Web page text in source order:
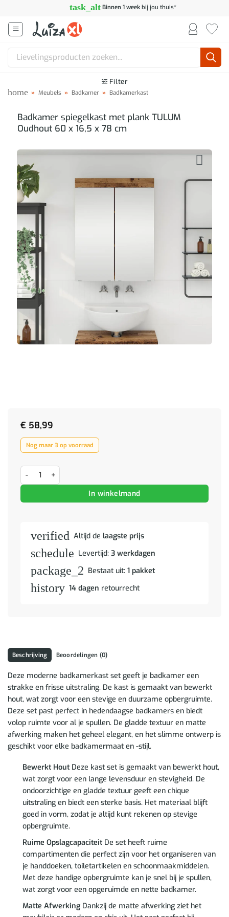
inhoud
task_alt Binnen 1 weekbij jou thuis*
Zoeken
Filter
home » Meubels » Badkamer » Badkamerkast
Badkamer spiegelkast met plank TULUM
Oudhout 60 x 16,5 x 78 cm
€ 58,99
Nog maar 3 op voorraad
Badkamer spiegelkast met plank TULUM Oudhout 60 x 16,5 x 78
In winkelmand
verified Altijd de laagste prijs
schedule Levertijd: 3 werkdagen
package_2 Bestaat uit: 1 pakket
history 14 dagen retourrecht
Beschrijving Beoordelingen (0)
Deze moderne badkamerkast set geeft je badkamer een
strakke en frisse uitstraling. De kast is gemaakt van bewerkt
hout, wat zorgt voor een stevige en duurzame opbergruimte.
Deze set past perfect in hedendaagse badkamers en biedt
volop ruimte voor al je spullen. De gladde textuur en matte
afwerking maken het geheel elegant, en het slimme ontwerp is
geschikt voor elke badkamermaat en -stijl.
Bewerkt HoutDeze kast set is gemaakt van bewerkt hout,
wat zorgt voor een lange levensduur en stevigheid. De
ondoorzichtige en gladde textuur geeft een chique
uitstraling en biedt een sterke basis. Het materiaal blijft
goed in vorm, zodat je altijd kunt rekenen op stevige
opbergruimte.
Ruime OpslagcapaciteitDe set heeft ruime
compartimenten die perfect zijn voor het organiseren van
je handdoeken, toiletartikelen en schoonmaakmiddelen.
Met deze handige opbergruimte kan je snel bij je spullen,
wat zorgt voor een opgeruimde en nette badkamer.
Matte AfwerkingDankzij de matte afwerking ziet het